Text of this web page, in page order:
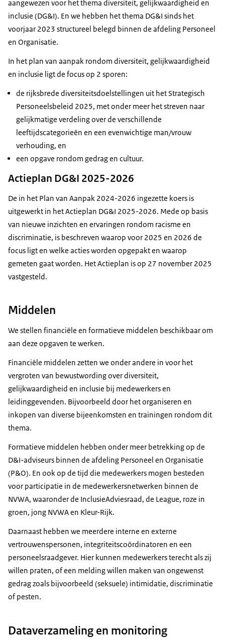
aangewezen voor het thema diversiteit, gelijkwaardigheid en
inclusie (DG&I). En we hebben het thema DG&I sinds het
voorjaar 2023 structureel belegd binnen de afdeling Personeel
en Organisatie.
In het plan van aanpak rondom diversiteit, gelijkwaardigheid
en inclusie ligt de focus op 2 sporen:
de rijksbrede diversiteitsdoelstellingen uit het Strategisch
Personeelsbeleid 2025, met onder meer het streven naar
gelijkmatige verdeling over de verschillende
leeftijdscategorieën en een evenwichtige man/vrouw
verhouding, en
een opgave rondom gedrag en cultuur.
Actieplan DG&I 2025-2026
De in het Plan van Aanpak 2024-2026 ingezette koers is
uitgewerkt in het Actieplan DG&I 2025-2026. Mede op basis
van nieuwe inzichten en ervaringen rondom racisme en
discriminatie, is beschreven waarop voor 2025 en 2026 de
focus ligt en welke acties worden opgepakt en waarop
gemeten gaat worden. Het Actieplan is op 27 november 2025
vastgesteld.
Middelen
We stellen financiële en formatieve middelen beschikbaar om
aan deze opgaven te werken.
Financiële middelen zetten we onder andere in voor het
vergroten van bewustwording over diversiteit,
gelijkwaardigheid en inclusie bij medewerkers en
leidinggevenden. Bijvoorbeeld door het organiseren en
inkopen van diverse bijeenkomsten en trainingen rondom dit
thema.
Formatieve middelen hebben onder meer betrekking op de
D&I-adviseurs binnen de afdeling Personeel en Organisatie
(P&O). En ook op de tijd die medewerkers mogen besteden
voor participatie in de medewerkersnetwerken binnen de
NVWA, waaronder de InclusieAdviesraad, de League, roze in
groen, jong NVWA en Kleur-Rijk.
Daarnaast hebben we meerdere interne en externe
vertrouwenspersonen, integriteitscoördinatoren en een
personeelsraadgever. Hier kunnen medewerkers terecht als zij
willen praten, of een melding willen maken van ongewenst
gedrag zoals bijvoorbeeld (seksuele) intimidatie, discriminatie
of pesten.
Dataverzameling en monitoring